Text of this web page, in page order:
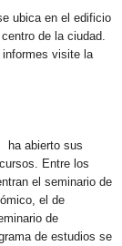
ubica en el edificio
de la ciudad.
visite la
ha abierto sus
Entre los
el seminario de
el de
de
de estudios se